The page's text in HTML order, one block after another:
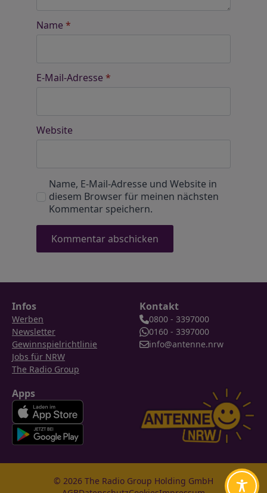
Name *
E-Mail-Adresse *
Website
Name, E-Mail-Adresse und Website in
diesem Browser für meinen nächsten
Kommentar speichern.
Infos
Werben
Newsletter
Gewinnspielrichtlinie
Jobs für NRW
The Radio Group
Kontakt
0800 - 3397000
0160 - 3397000
info@antenne.nrw
Apps
© 2026 The Radio Group Holding GmbH